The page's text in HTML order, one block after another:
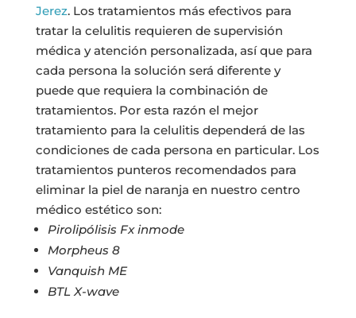
Jerez. Los tratamientos más efectivos para
tratar la celulitis requieren de supervisión
médica y atención personalizada, así que para
cada persona la solución será diferente y
puede que requiera la combinación de
tratamientos. Por esta razón el mejor
tratamiento para la celulitis dependerá de las
condiciones de cada persona en particular. Los
tratamientos punteros recomendados para
eliminar la piel de naranja en nuestro centro
médico estético son:
Pirolipólisis Fx inmode
Morpheus 8
Vanquish ME
BTL X-wave